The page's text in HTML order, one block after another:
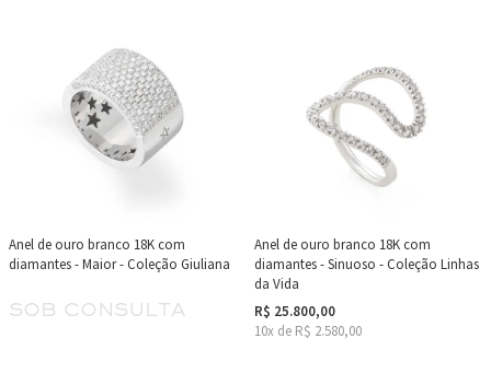
Anel de ouro branco 18K com
diamantes - Maior - Coleção Giuliana
sob consulta
Anel de ouro branco 18K com
diamantes - Sinuoso - Coleção Linhas
da Vida
R$ 25.800,00
10x de R$ 2.580,00